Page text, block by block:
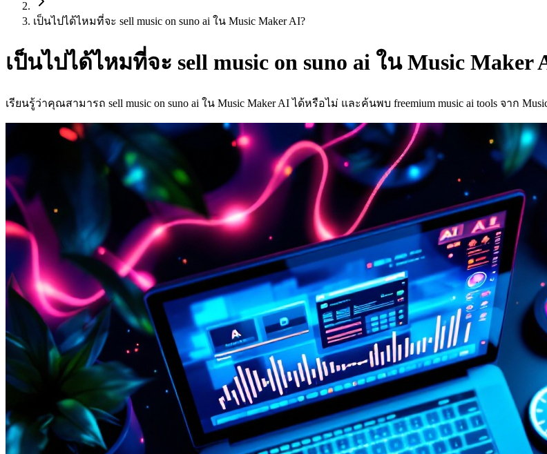
เป็นไปได้ไหมที่จะ sell music on suno ai ใน Music Maker AI?
เป็นไปได้ไหมที่จะ sell music on suno ai ใน Music Maker
เรียนรู้ว่าคุณสามารถ sell music on suno ai ใน Music Maker AI ได้หรือไม่ และค้นพบ freemium music ai tools จาก